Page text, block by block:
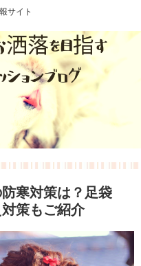
サイト
寒対策は？足袋
策もご紹介